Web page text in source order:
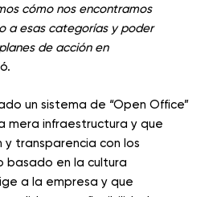
cómo nos encontramos
a esas categorías y poder
de acción en
un sistema de “Open Office”
mera infraestructura y que
y transparencia con los
en la cultura
a la empresa y que